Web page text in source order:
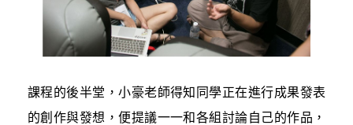
課程的後半堂，小豪老師得知同學正在進行成果發表
的創作與發想，便提議一一和各組討論自己的作品，